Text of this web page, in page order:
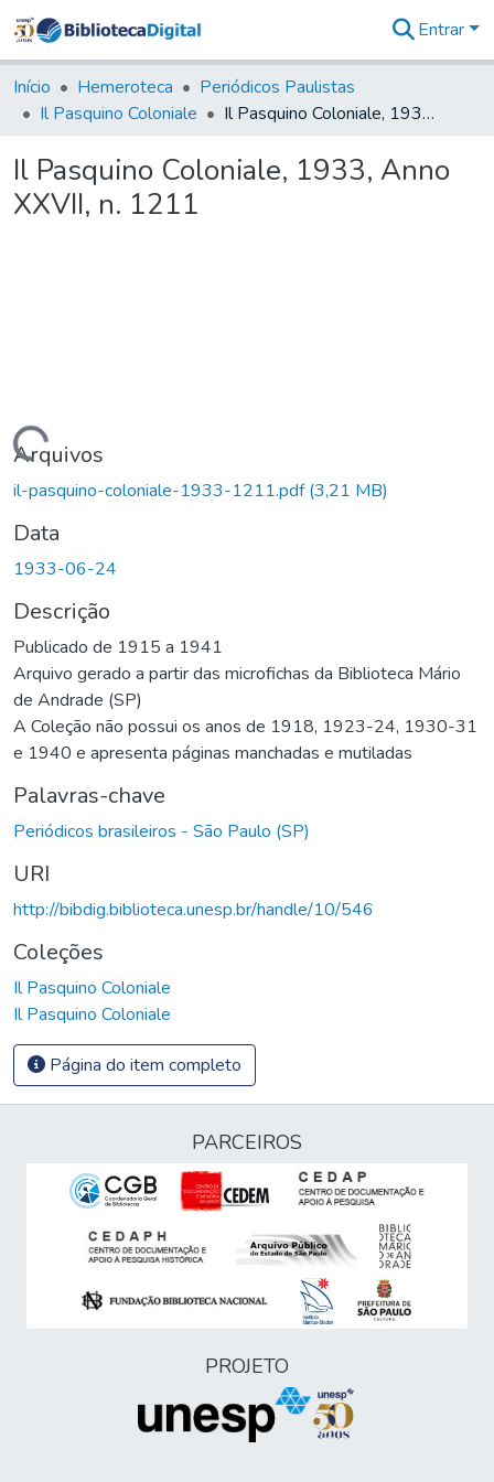
&
Coleções
Tudo na
Digital
Entrar
Início Hemeroteca
Periódicos Paulistas
Il Pasquino Coloniale
Il Pasquino Coloniale, 1933, Anno XXVII, n. 1211
Il Pasquino Coloniale, 1933, Anno
XXVII, n. 1211
Carregando...
Arquivos
il-pasquino-coloniale-1933-1211.pdf(3,21 MB)
Data
1933-06-24
Descrição
Publicado de 1915 a 1941
Arquivo gerado a partir das microfichas da Biblioteca Mário
de Andrade (SP)
A Coleção não possui os anos de 1918, 1923-24, 1930-31
e 1940 e apresenta páginas manchadas e mutiladas
Palavras-chave
Periódicos brasileiros - São Paulo (SP)
URI
http://bibdig.biblioteca.unesp.br/handle/10/546
Coleções
Il Pasquino Coloniale
Il Pasquino Coloniale
Página do item completo
PARCEIROS
PROJETO